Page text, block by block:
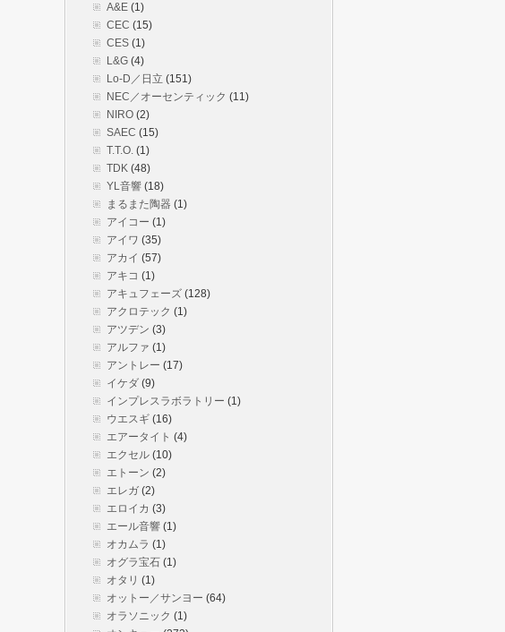
A&E (1)
CEC (15)
CES (1)
L&G (4)
Lo-D／日立 (151)
NEC／オーセンティック (11)
NIRO (2)
SAEC (15)
T.T.O. (1)
TDK (48)
YL音響 (18)
まるまた陶器 (1)
アイコー (1)
アイワ (35)
アカイ (57)
アキコ (1)
アキュフェーズ (128)
アクロテック (1)
アツデン (3)
アルファ (1)
アントレー (17)
イケダ (9)
インプレスラボラトリー (1)
ウエスギ (16)
エアータイト (4)
エクセル (10)
エトーン (2)
エレガ (2)
エロイカ (3)
エール音響 (1)
オカムラ (1)
オグラ宝石 (1)
オタリ (1)
オットー／サンヨー (64)
オラソニック (1)